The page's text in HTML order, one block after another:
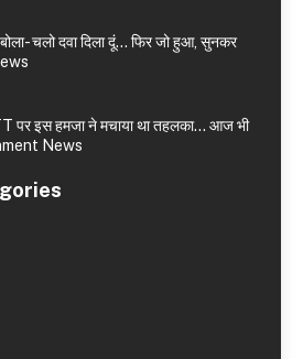
बोला- चलो दवा दिला दूं… फिर जो हुआ, सुनकर
पर इस हमजा ने मचाया था तहलका… आज भी
News